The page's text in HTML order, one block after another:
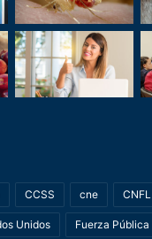
CCSS cne CNFL
Unidos Fuerza Pública